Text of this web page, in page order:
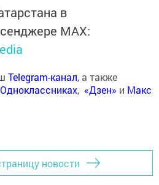
в
MАХ:
Telegram-канал, а также
Одноклассниках, «Дзен» и Макс
новости